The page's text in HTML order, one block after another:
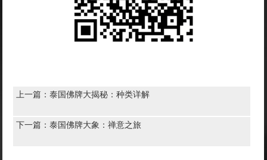
上一篇：泰国佛牌大揭秘：种类详解
下一篇：泰国佛牌大象：禅意之旅